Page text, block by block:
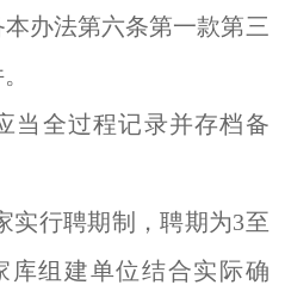
办法第六条第一款第三
当全过程记录并存档备
实行聘期制，聘期为3至
库组建单位结合实际确